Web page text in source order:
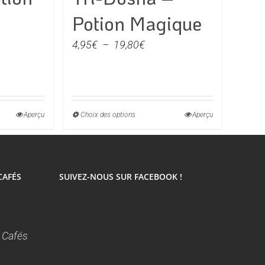
Aperçu
Potion Magique
4,95€ – 19,80€Plage
Choix des optionsCe
produit
variations.
Aperçu
SUIVEZ-NOUS SUR FACEBOOK !